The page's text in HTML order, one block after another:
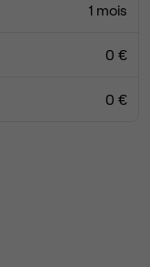
1 mois
0 €
0 €